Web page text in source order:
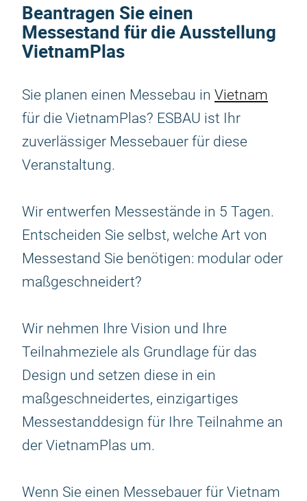
Beantragen Sie einen
Messestand für die Ausstellung
VietnamPlas
Sie planen einen Messebau in Vietnam
für die VietnamPlas? ESBAU ist Ihr
zuverlässiger Messebauer für diese
Veranstaltung.
Wir entwerfen Messestände in 5 Tagen.
Entscheiden Sie selbst, welche Art von
Messestand Sie benötigen: modular oder
maßgeschneidert?
Wir nehmen Ihre Vision und Ihre
Teilnahmeziele als Grundlage für das
Design und setzen diese in ein
maßgeschneidertes, einzigartiges
Messestanddesign für Ihre Teilnahme an
der VietnamPlas um.
Wenn Sie einen Messebauer für Vietnam